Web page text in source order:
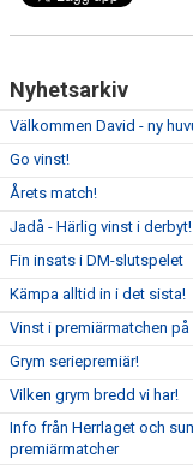
Nyhetsarkiv
Välkommen David - ny
Go vinst!
Årets match!
Jadå - Härlig vinst i derbyt!
Fin insats i DM-slutspelet
Kämpa alltid in i det sista!
Vinst i premiärmatchen på
Grym seriepremiär!
Vilken grym bredd vi har!
Info från Herrlaget och
premiärmatcher